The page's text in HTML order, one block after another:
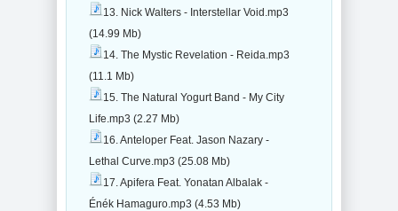
13. Nick Walters - Interstellar Void.mp3
(14.99 Mb)
14. The Mystic Revelation - Reida.mp3
(11.1 Mb)
15. The Natural Yogurt Band - My City
Life.mp3 (2.27 Mb)
16. Anteloper Feat. Jason Nazary -
Lethal Curve.mp3 (25.08 Mb)
17. Apifera Feat. Yonatan Albalak -
Énék Hamaguro.mp3 (4.53 Mb)